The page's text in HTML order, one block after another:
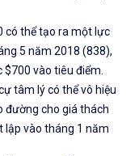
có thể tạo ra một lực
5 năm 2018 (838),
vào tiêu điểm.
tâm lý có thể vô hiệu
đường cho giá thách
lập vào tháng 1 năm